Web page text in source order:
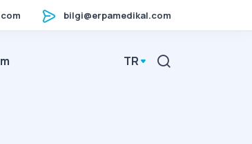
bilgi@erpamedikal.com
TR